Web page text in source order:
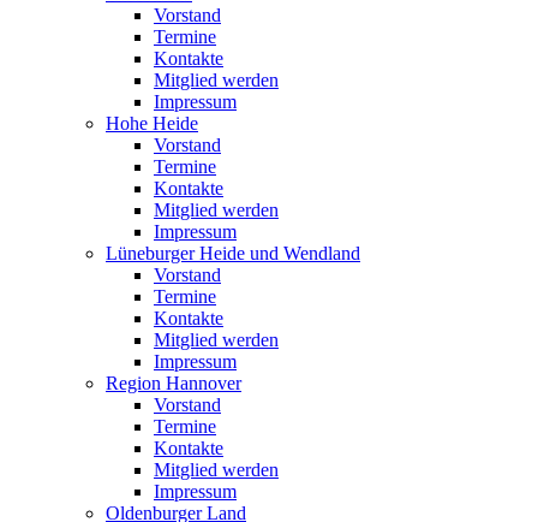
Vorstand
Termine
Kontakte
Mitglied werden
Impressum
Hohe Heide
Vorstand
Termine
Kontakte
Mitglied werden
Impressum
Lüneburger Heide und Wendland
Vorstand
Termine
Kontakte
Mitglied werden
Impressum
Region Hannover
Vorstand
Termine
Kontakte
Mitglied werden
Impressum
Oldenburger Land